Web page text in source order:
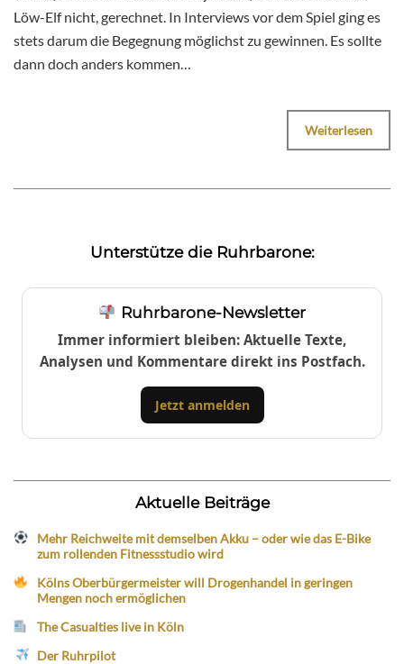
Löw-Elf nicht, gerechnet. In Interviews vor dem Spiel ging es
stets darum die Begegnung möglichst zu gewinnen. Es sollte
dann doch anders kommen…
Weiterlesen
Unterstütze die Ruhrbarone:
Ruhrbarone-Newsletter
Immer informiert bleiben: Aktuelle Texte,
Analysen und Kommentare direkt ins Postfach.
Jetzt anmelden
Aktuelle Beiträge
Mehr Reichweite mit demselben Akku – oder wie das E-Bike
zum rollenden Fitnessstudio wird
Kölns Oberbürgermeister will Drogenhandel in geringen
Mengen noch ermöglichen
The Casualties live in Köln
Der Ruhrpilot